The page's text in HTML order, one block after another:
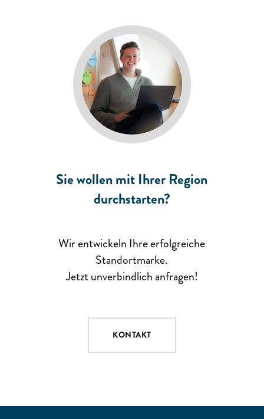
Sie wollen mit Ihrer Region
durchstarten?
Wir entwickeln Ihre erfolgreiche
Standortmarke.
Jetzt unverbindlich anfragen!
KONTAKT